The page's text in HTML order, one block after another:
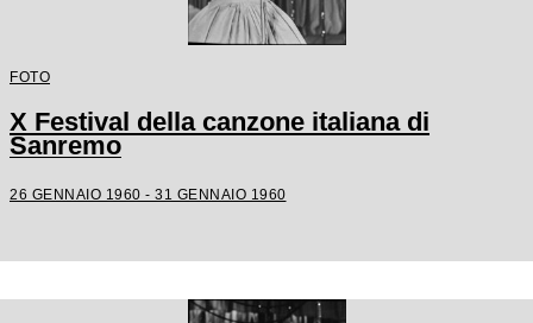
FOTO
X Festival della canzone italiana di
Sanremo
26 GENNAIO 1960 - 31 GENNAIO 1960